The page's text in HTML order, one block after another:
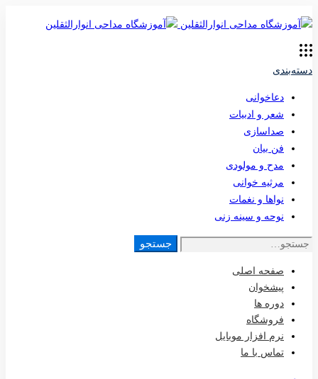
دسته‌بندی
دعاخوانی
شعر و ادبیات
صداسازی
فن بیان
مدح و مولودی
مرثیه خوانی
نواها و نغمات
نوحه و سینه زنی
جستجو
جستجو
صفحه اصلی
پیشخوان
دوره ها
فروشگاه
نرم افزار موبایل
تماس با ما